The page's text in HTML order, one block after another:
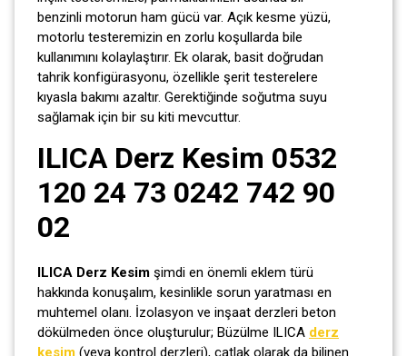
benzinli motorun ham gücü var. Açık kesme yüzü,
motorlu testeremizin en zorlu koşullarda bile
kullanımını kolaylaştırır. Ek olarak, basit doğrudan
tahrik konfigürasyonu, özellikle şerit testerelere
kıyasla bakımı azaltır. Gerektiğinde soğutma suyu
sağlamak için bir su kiti mevcuttur.
ILICA Derz Kesim 0532
120 24 73 0242 742 90
02
ILICA Derz Kesim şimdi en önemli eklem türü
hakkında konuşalım, kesinlikle sorun yaratması en
muhtemel olanı. İzolasyon ve inşaat derzleri beton
dökülmeden önce oluşturulur; Büzülme ILICA derz
kesim (veya kontrol derzleri), çatlak olarak da bilinen